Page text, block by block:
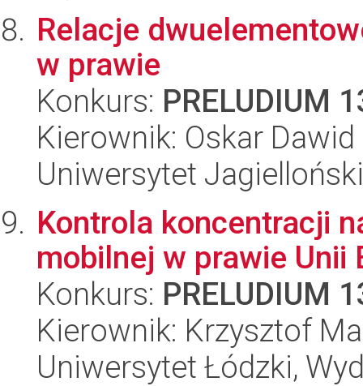
Relacje
w prawie
Konkurs: PRELUDIUM
Kierownik: Oskar
Uniwersytet
Kontrola koncentracji
mobilnej w prawie Unii
Konkurs: PRELUDIUM
Kierownik: Krzysztof
Uniwersytet Łódzki,